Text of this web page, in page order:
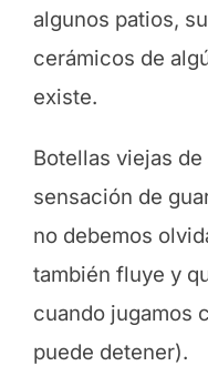
algunos patios,
cerámicos de
existe.
Botellas viejas
sensación de
no debemos
también fluye y
cuando jugamos
puede detener).